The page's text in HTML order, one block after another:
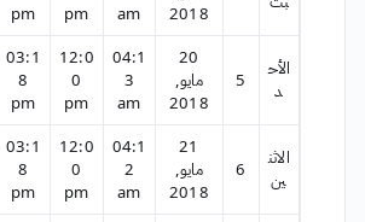
2018
am
pm
pm
الأح
د
5
20
مايو,
2018
04:1
3
am
12:0
0
pm
03:1
8
pm
الاثن
ين
6
21
مايو,
2018
04:1
2
am
12:0
0
pm
03:1
8
pm